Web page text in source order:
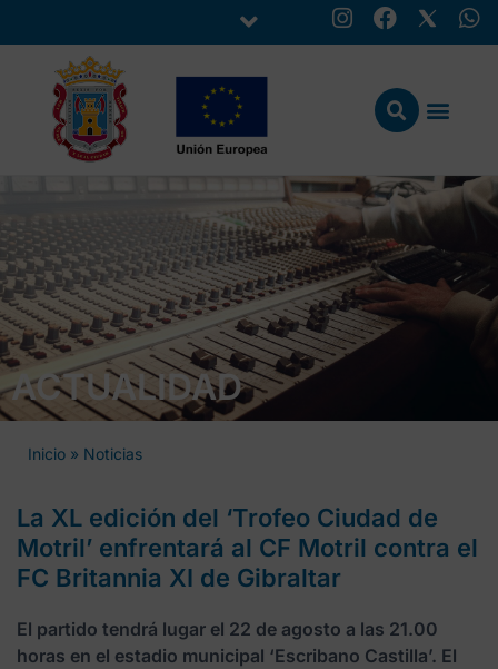
ACTUALIDAD
Inicio » Noticias
La XL edición del ‘Trofeo Ciudad de
Motril’ enfrentará al CF Motril contra el
FC Britannia XI de Gibraltar
El partido tendrá lugar el 22 de agosto a las 21.00
horas en el estadio municipal ‘Escribano Castilla’. El